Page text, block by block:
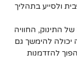
ולסייע בתהליך
התינוק, החוויה
יכולה להימשך גם
להזדמנות